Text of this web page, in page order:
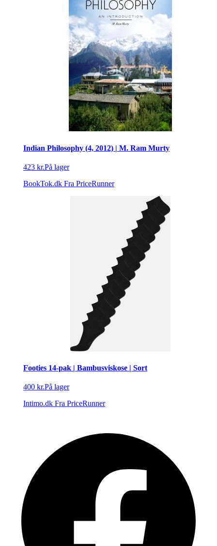
Indian Philosophy (4, 2012) | M. Ram Murty
423 kr.På lager
BookTok.dk Fra PriceRunner
Footies 14-pak | Bambusviskose | Sort
400 kr.På lager
Intimo.dk Fra PriceRunner